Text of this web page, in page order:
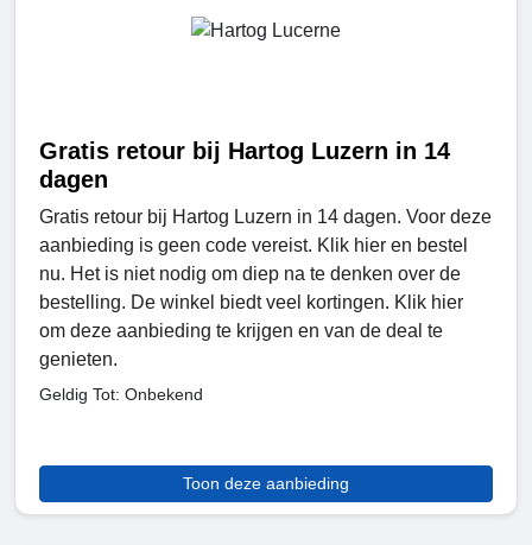
Gratis retour bij Hartog Luzern in 14
dagen
Gratis retour bij Hartog Luzern in 14 dagen. Voor deze
aanbieding is geen code vereist. Klik hier en bestel
nu. Het is niet nodig om diep na te denken over de
bestelling. De winkel biedt veel kortingen. Klik hier
om deze aanbieding te krijgen en van de deal te
genieten.
Geldig Tot: Onbekend
Toon deze aanbieding